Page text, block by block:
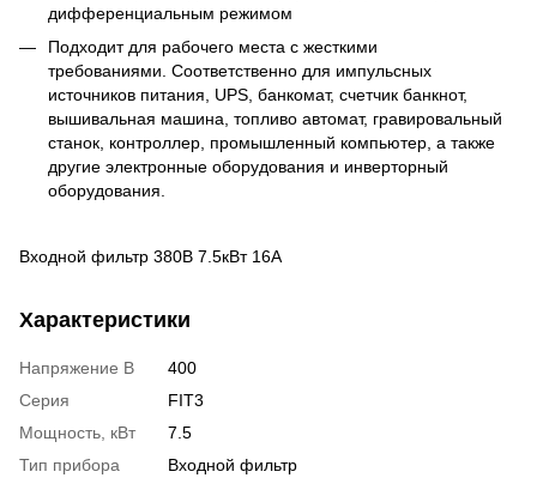
дифференциальным режимом
Подходит для рабочего места с жесткими
требованиями. Cоответственно для импульсных
источников питания, UPS, банкомат, счетчик банкнот,
вышивальная машина, топливо автомат, гравировальный
станок, контроллер, промышленный компьютер, а также
другие электронные оборудования и инверторный
оборудования.
Входной фильтр 380В 7.5кВт 16А
Характеристики
Напряжение В
400
Серия
FIT3
Мощность, кВт
7.5
Тип прибора
Входной фильтр